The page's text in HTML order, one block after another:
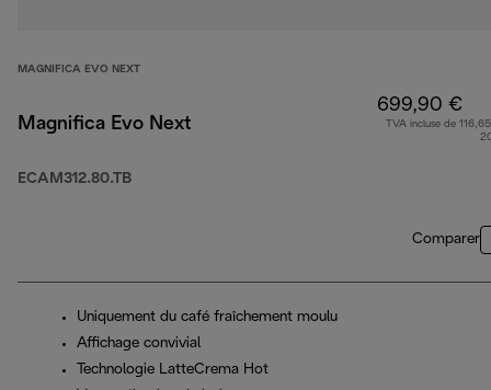
MAGNIFICA EVO NEXT
Magnifica Evo Next
ECAM312.80.TB
699,90 €
TVA incluse de
Comparer
Uniquement du café fraîchement moulu
Affichage convivial
Technologie LatteCrema Hot